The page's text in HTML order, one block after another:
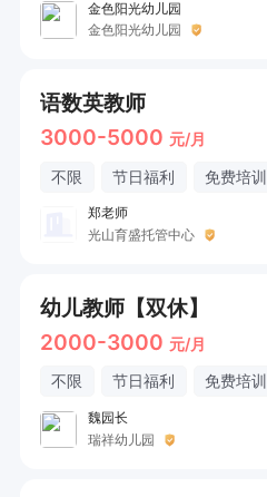
金色阳光幼儿园
金色阳光幼儿园
语数英教师
3000-5000 元/月
不限 节日福利 免费培训
郑老师
光山育盛托管中心
幼儿教师【双休】
2000-3000 元/月
不限 节日福利 免费培训
魏园长
瑞祥幼儿园